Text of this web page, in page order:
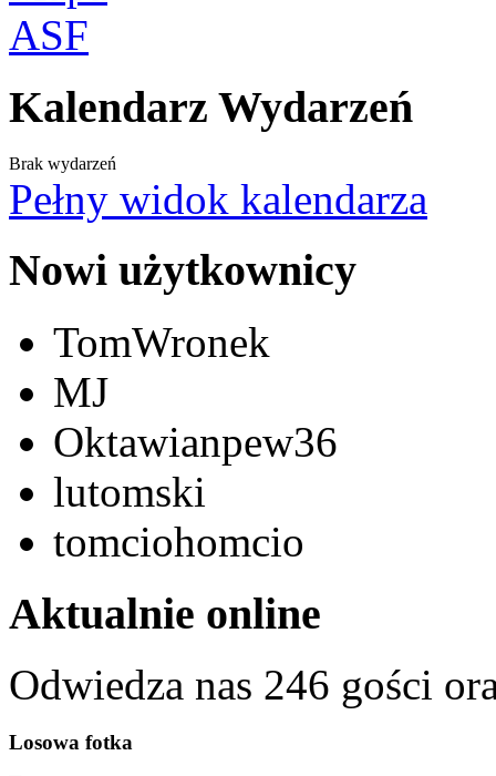
Kalendarz Wydarzeń
Brak wydarzeń
Pełny widok kalendarza
Nowi użytkownicy
TomWronek
MJ
Oktawianpew36
lutomski
tomciohomcio
Aktualnie online
Odwiedza nas 246 gości
Losowa fotka